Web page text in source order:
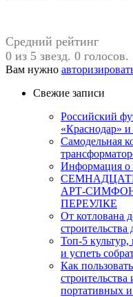
Средний рейтинг
0 из 5 звезд. 0 голосов.
Вам нужно
Свежие записи
Российский
«Краснодар»
Самодельная
Информация о
АРТ-
ПЕРЕУЛКЕ
От котлована
Топ-5 культур,
и успеть
Как
портативных